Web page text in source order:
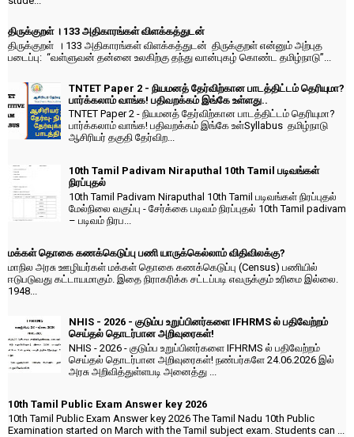
திருக்குறள் । 133 அதிகாரங்கள் விளக்கத்துடன்
திருக்குறள் । 133 அதிகாரங்கள் விளக்கத்துடன் திருக்குறள் என்னும் அற்புத
படைப்பு: “வள்ளுவன் தன்னை உலகிற்கு தந்து வான்புகழ் கொண்ட தமிழ்நாடு”...
TNTET Paper 2 - நியமனத் தேர்விற்கான பாடத்திட்டம் தெரியுமா?
பார்க்கலாம் வாங்க! பதிவறக்கம் இங்கே உள்ளது..
TNTET Paper 2 - நியமனத் தேர்விற்கான பாடத்திட்டம் தெரியுமா?
பார்க்கலாம் வாங்க! பதிவறக்கம் இங்கே உள்Syllabus தமிழ்நாடு
ஆசிரியர் தகுதி தேர்விற...
10th Tamil Padivam Niraputhal 10th Tamil படிவங்கள்
நிரப்புதல்
10th Tamil Padivam Niraputhal 10th Tamil படிவங்கள் நிரப்புதல்
மேல்நிலை வகுப்பு - சேர்க்கை படிவம் நிரப்புதல் 10th Tamil padivam
– படிவம் நிரப...
மக்கள் தொகை கணக்கெடுப்பு பணி யாருக்கெல்லாம் விதிவிலக்கு?
மாநில அரசு ஊழியர்கள் மக்கள் தொகை கணக்கெடுப்பு (Census) பணியில்
ஈடுபடுவது கட்டாயமாகும். இதை நிராகரிக்க சட்டப்படி எவருக்கும் உரிமை இல்லை.
1948...
NHIS - 2026 - குடும்ப உறுப்பினர்களை IFHRMS ல் பதிவேற்றம்
செய்தல் தொடர்பான அறிவுரைகள்!
NHIS - 2026 - குடும்ப உறுப்பினர்களை IFHRMS ல் பதிவேற்றம்
செய்தல் தொடர்பான அறிவுரைகள்! நண்பர்களே 24.06.2026 இல்
அரசு அறிவித்துள்ளபடி அனைத்து ...
10th Tamil Public Exam Answer key 2026
10th Tamil Public Exam Answer key 2026 The Tamil Nadu 10th Public
Examination started on March with the Tamil subject exam. Students can ...